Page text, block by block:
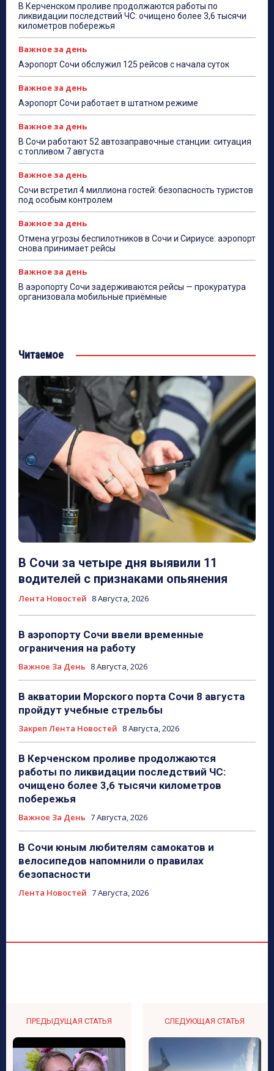
В Керченском проливе продолжаются работы по
ликвидации последствий ЧС: очищено более 3,6 тысячи
километров побережья
Важное за день
Аэропорт Сочи обслужил 125 рейсов с начала суток
Важное за день
Аэропорт Сочи работает в штатном режиме
Важное за день
В Сочи работают 52 автозаправочные станции: ситуация
с топливом 7 августа
Важное за день
Сочи встретил 4 миллиона гостей: безопасность туристов
под особым контролем
Важное за день
Отмена угрозы беспилотников в Сочи и Сириусе: аэропорт
снова принимает рейсы
Важное за день
В аэропорту Сочи задерживаются рейсы — прокуратура
организовала мобильные приёмные
Читаемое
В Сочи за четыре дня выявили 11
водителей с признаками опьянения
Лента Новостей 8 Августа, 2026
В аэропорту Сочи ввели временные
ограничения на работу
Важное За День 8 Августа, 2026
В акватории Морского порта Сочи 8 августа
пройдут учебные стрельбы
Закреп Лента Новостей 8 Августа, 2026
В Керченском проливе продолжаются
работы по ликвидации последствий ЧС:
очищено более 3,6 тысячи километров
побережья
Важное За День 7 Августа, 2026
В Сочи юным любителям самокатов и
велосипедов напомнили о правилах
безопасности
Лента Новостей 7 Августа, 2026
ПРЕДЫДУЩАЯ СТАТЬЯ СЛЕДУЮЩАЯ СТАТЬЯ